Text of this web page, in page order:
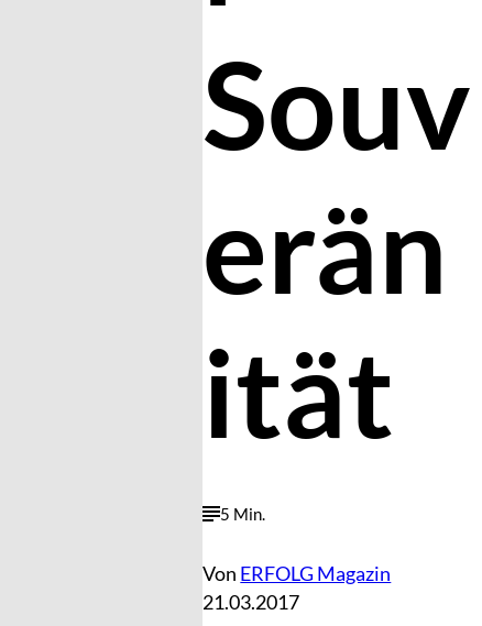
Souv
erän
ität
5 Min.
Von ERFOLG Magazin
21.03.2017